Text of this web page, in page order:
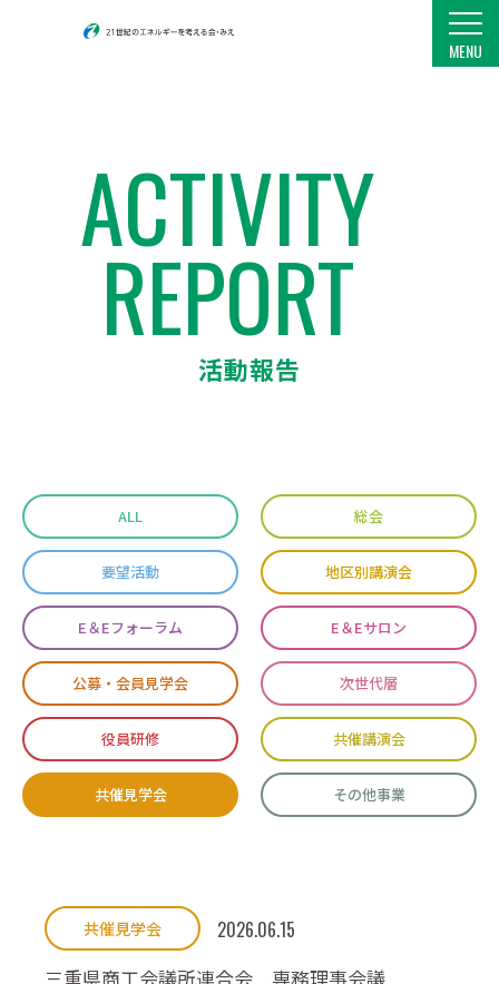
21世紀のエネルギーを考える会・みえ
MENU
ACTIVITY
REPORT
活動報告
ALL 総会
要望活動 地区別講演会
E＆Eフォーラム E＆Eサロン
公募・会員見学会 次世代層
役員研修 共催講演会
共催見学会 その他事業
共催見学会 2026.06.15
三重県商工会議所連合会 専務理事会議